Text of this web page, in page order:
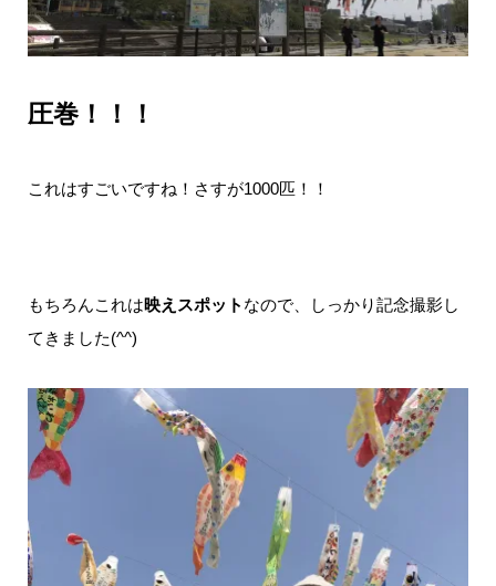
圧巻！！！
これはすごいですね！さすが1000匹！！
もちろんこれは映えスポット なので、しっかり記念撮影し
てきました(^^)